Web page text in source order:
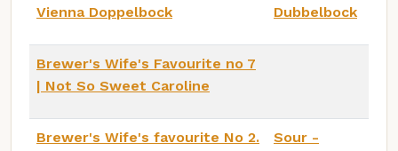
Vienna Doppelbock Dubbelbock
Brewer's Wife's Favourite no 7
| Not So Sweet Caroline
Brewer's Wife's favourite No 2.
Sour -